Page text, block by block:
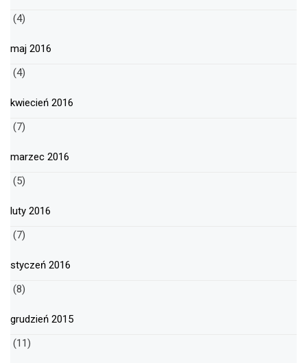
(4)
maj 2016
(4)
kwiecień 2016
(7)
marzec 2016
(5)
luty 2016
(7)
styczeń 2016
(8)
grudzień 2015
(11)